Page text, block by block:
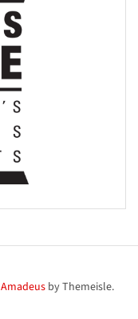
Amadeus by Themeisle.